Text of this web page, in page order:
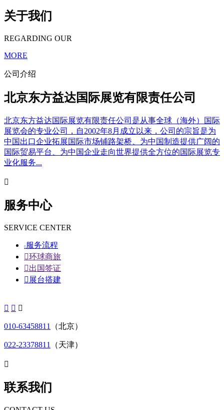
关于我们
REGARDING OUR
MORE
公司介绍
北京东方益达国际展览有限责任公司
北京东方益达国际展览有限责任公司是从事全球（海外）国际
展览会的专业公司，自2002年8月成立以来，公司的宗旨是为
中国出口企业拓展国际市场铺路架桥、为中国制造提供广阔的
国际贸易平台、为中国企业走向世界提供全方位的国际展览专
业化服务...

服务中心
SERVICE CENTER
 服务流程
环球商旅
出国签证
 展台搭建
  
010-63458811 （北京）
022-23378811 （天津）

联系我们